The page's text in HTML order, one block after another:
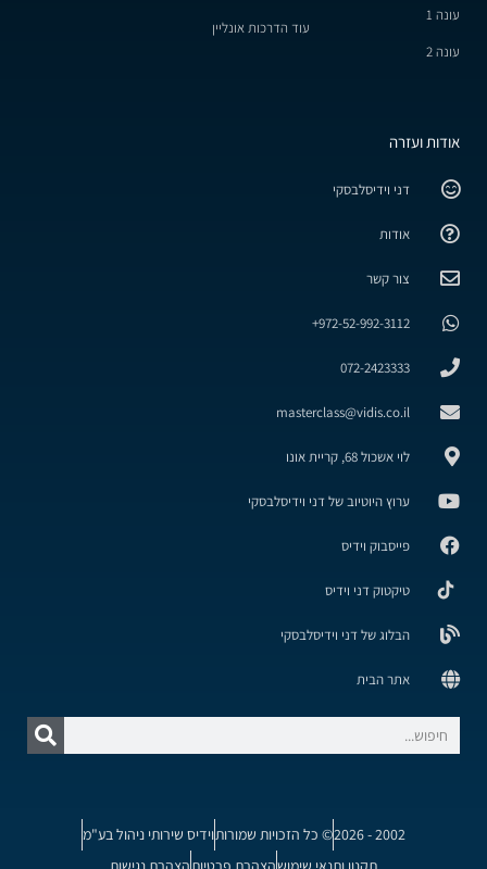
עונה 1
עונה 2
עוד הדרכות אונליין
אודות ועזרה
דני וידיסלבסקי
אודות
צור קשר
972-52-992-3112+
072-2423333
masterclass@vidis.co.il
לוי אשכול 68, קריית אונו
ערוץ היוטיוב של דני וידיסלבסקי
פייסבוק וידיס
טיקטוק דני וידיס
הבלוג של דני וידיסלבסקי
אתר הבית
2002 - 2026 © כל הזכויות שמורותוידיס שירותי ניהול בע"מ